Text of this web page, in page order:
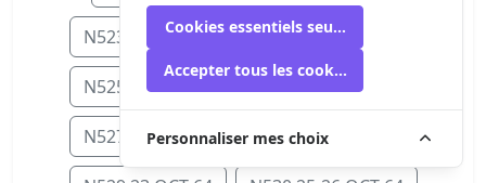
N523 11-12 OCT 64 N524 13 OCT 64
N525 15 OCT 64 N526 16-17 OCT 64
N527 17-18 OCT 64 N528 21 OCT 64
Cookies essentiels seulement
Accepter tous les cookies
Personnaliser mes choix